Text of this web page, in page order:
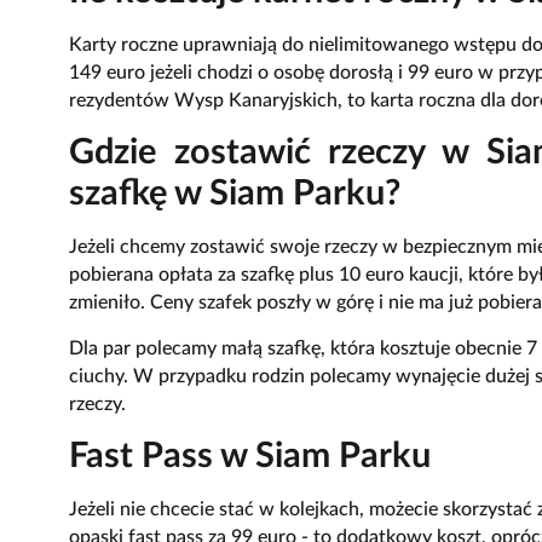
Karty roczne uprawniają do nielimitowanego wstępu
149 euro jeżeli chodzi o osobę dorosłą i 99 euro w
rezydentów Wysp Kanaryjskich, to karta roczna dla
Gdzie zostawić rzeczy w
szafkę w Siam Parku?
Jeżeli chcemy zostawić swoje rzeczy w bezpiecznym
pobierana opłata za szafkę plus 10 euro kaucji, które
zmieniło. Ceny szafek poszły w górę i nie ma już
Dla par polecamy małą szafkę, która kosztuje obecnie
ciuchy. W przypadku rodzin polecamy wynajęcie dużej
rzeczy.
Fast Pass w Siam Parku
Jeżeli nie chcecie stać w kolejkach, możecie
opaski fast pass za 99 euro - to dodatkowy koszt,